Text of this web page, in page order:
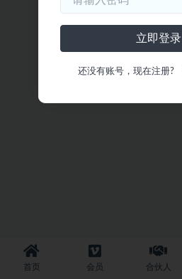
首页 会员 合伙人
立即登录
还没有账号，现在注册?